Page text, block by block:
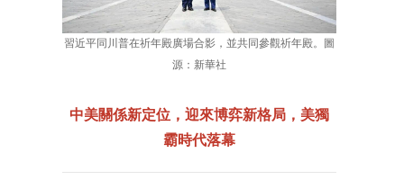
習近平同川普在祈年殿廣場合影，並共同參觀祈年殿。圖
源：新華社
中美關係新定位，迎來博弈新格局，美獨
霸時代落幕